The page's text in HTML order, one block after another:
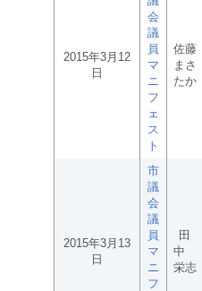
2015年3月12
日
会
議
員
マ
ニ
フ
ェ
ス
ト
佐藤
まさ
たか
2015年3月13
日
市
議
会
議
員
マ
ニ
フ
田
中
栄志